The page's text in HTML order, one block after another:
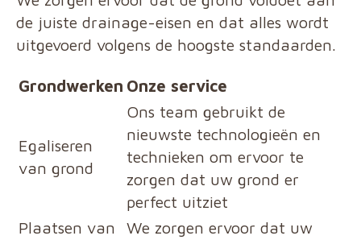
de juiste drainage-eisen en dat alles wordt
uitgevoerd volgens de hoogste standaarden.
Grondwerken Onze service
Egaliseren
van grond
Ons team gebruikt de
nieuwste technologieën en
technieken om ervoor te
zorgen dat uw grond er
perfect uitziet
Plaatsen van
We zorgen ervoor dat uw